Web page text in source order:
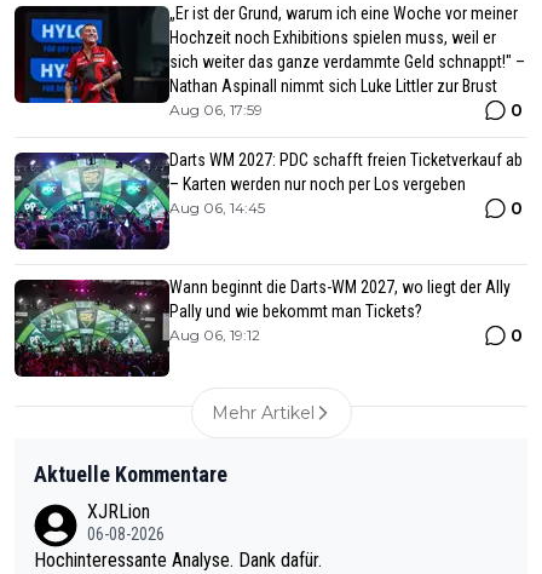
„Er ist der Grund, warum ich eine Woche vor meiner
Hochzeit noch Exhibitions spielen muss, weil er
sich weiter das ganze verdammte Geld schnappt!" –
Nathan Aspinall nimmt sich Luke Littler zur Brust
Aug 06, 17:59 0
Darts WM 2027: PDC schafft freien Ticketverkauf ab
– Karten werden nur noch per Los vergeben
Aug 06, 14:45 0
Wann beginnt die Darts-WM 2027, wo liegt der Ally
Pally und wie bekommt man Tickets?
Aug 06, 19:12 0
Mehr Artikel
Aktuelle Kommentare
XJRLion
06-08-2026
Hochinteressante Analyse. Dank dafür.